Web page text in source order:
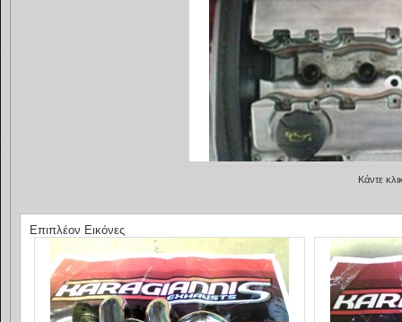
Κάντε
Επιπλέον Εικόνες